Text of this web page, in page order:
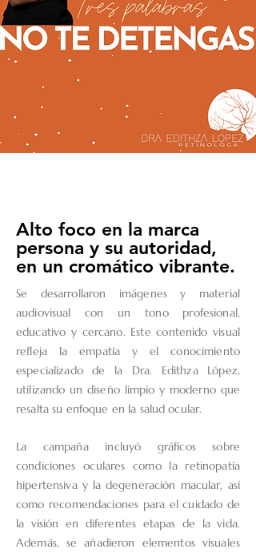
Alto foco en la marca
persona y su autoridad,
en un cromático vibrante.
Se desarrollaron imágenes y material
audiovisual con un tono profesional,
educativo y cercano. Este contenido visual
refleja la empatía y el conocimiento
especializado de la Dra. Edithza López,
utilizando un diseño limpio y moderno que
resalta su enfoque en la salud ocular.
La campaña incluyó gráficos sobre
condiciones oculares como la retinopatía
hipertensiva y la degeneración macular, así
como recomendaciones para el cuidado de
la visión en diferentes etapas de la vida.
Además, se añadieron elementos visuales